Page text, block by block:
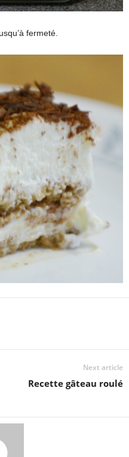
fermeté.
Next article
Recette gâteau roulé